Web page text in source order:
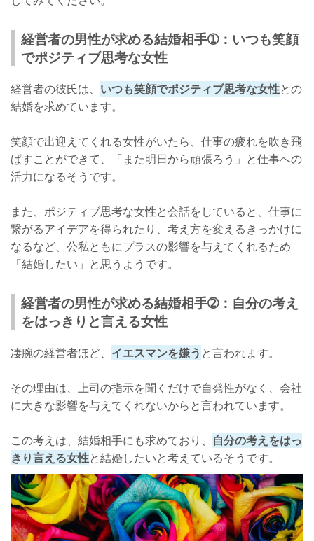
経営者の男性が求める結婚相手➀：いつも笑顔
でポジティブ思考な女性
経営者の彼氏は、 いつも笑顔でポジティブ思考な女性との
結婚を求めています。
笑顔で出迎えてくれる女性がいたら、仕事の疲れを吹き飛
ばすことができて、「また明日から頑張ろう」と仕事への
活力になるそうです。
また、ポジティブ思考な女性と会話をしていると、仕事に
繋がるアイデアを得られたり、考え方を変えるきっかけに
なるなど、公私ともにプラスの影響を与えてくれるため
「結婚したい」と思うようです。
経営者の男性が求める結婚相手➁：自分の考え
をはっきりと言える女性
凄腕の経営者ほど、 イエスマンを嫌う と言われます。
その理由は、上司の指示を聞くだけで自発性がなく、会社
に大きな影響を与えてくれないからと言われています。
この考えは、結婚相手にも求めており、 自分の考えをはっ
きり言える女性と結婚したいと考えているそうです。